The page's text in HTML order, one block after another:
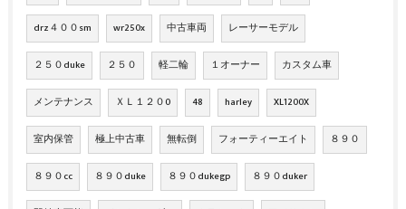
drz４００sm wr250x 中古車両 レーサーモデル
２５０duke ２５０ 軽二輪 １オーナー カスタム車
メンテナンス ＸＬ１２０0 48 harley XL1200X
室内保管 極上中古車 無転倒 フォーティーエイト ８９０
８９０cc ８９０duke ８９０dukegp ８９０duker